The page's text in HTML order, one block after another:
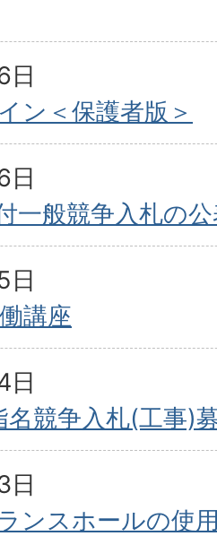
日
ン＜保護者版＞
日
一般競争入札の
日
講座
日
名競争入札(工事)
日
ンスホールの使